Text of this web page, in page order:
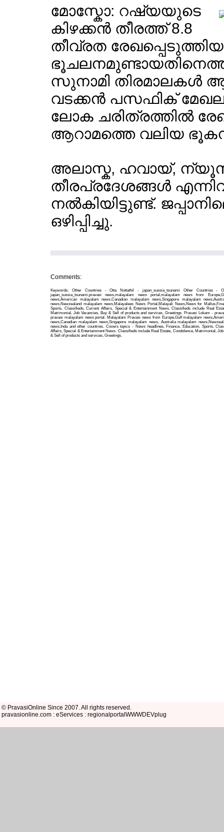
മോസ്കോ: റഷ്യയുടെ
കിഴക്കന്‍ തീരത്ത് 8.8
തീവ്രത രേഖപ്പെടുത്തിയ
സുനാമി തിരമാലകള്‍
വടക്കന്‍ പസഫിക്
ലോക ചരിത്രത്തില്‍
ആറാമത്തെ വലിയ
അലാസ്ക, ഹവായ്,
തീരപ്രദേശങ്ങള്‍
നല്‍കിയിട്ടുണ്ട്.
ഒഴിപ്പിച്ചു.
Comments:
Keywords: Other Countries - Otta Nottathil - japan_sussia_tsunami Other Countries -
japan_sussia_tsunami,pravasi news,malayalam news portal,malayalam news from
news,American malayalam news,Canadian malayalam news,Singapore malayalam
news,Newzealand malayalam news,Malayalees News Portal,Malayali News,News for
Sports, Classifieds, Current Affairs, Special & Entertainment News. Classifieds include Real
Matrimonial, Job Vacancies, Buy & Sell of products and services, Greetings. Pravasi Lokam -
pravasi malayalam news portal. Malayalam Pravasi news from Europe,Gulf malayalam
news,Canadian malayalam news,Singapore malayalam news, Australia malayalam
news,Inda and other countries. Covers topics - News headlines, Finance, Education, Sports,
Affairs, Special & Entertainment News. Classifieds include Real Estate, Condolence, Matrimonial,
& Sell of products and services, Greetings.
© PravasiOnline Since 2007. All rights reserved.
pravasionline.com : eServices : regionalportalWWWDEVplug